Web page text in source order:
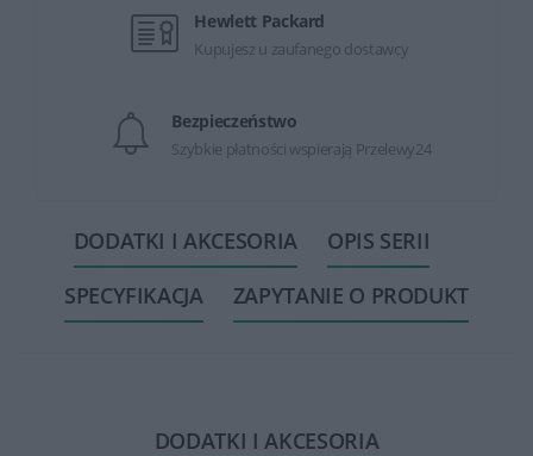
Hewlett Packard
Kupujesz u zaufanego dostawcy
Bezpieczeństwo
Szybkie płatności wspierają Przelewy24
DODATKI I AKCESORIA
OPIS SERII
SPECYFIKACJA
ZAPYTANIE O PRODUKT
DODATKI I AKCESORIA